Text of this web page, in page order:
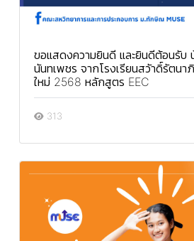
ขอแสดงความยินดี และยินดีต้อนรั
นันทเพชร จากโรงเรียนสวัาดิ์รัตน
ใหม่ 2568 หลักสูตร EEC
313